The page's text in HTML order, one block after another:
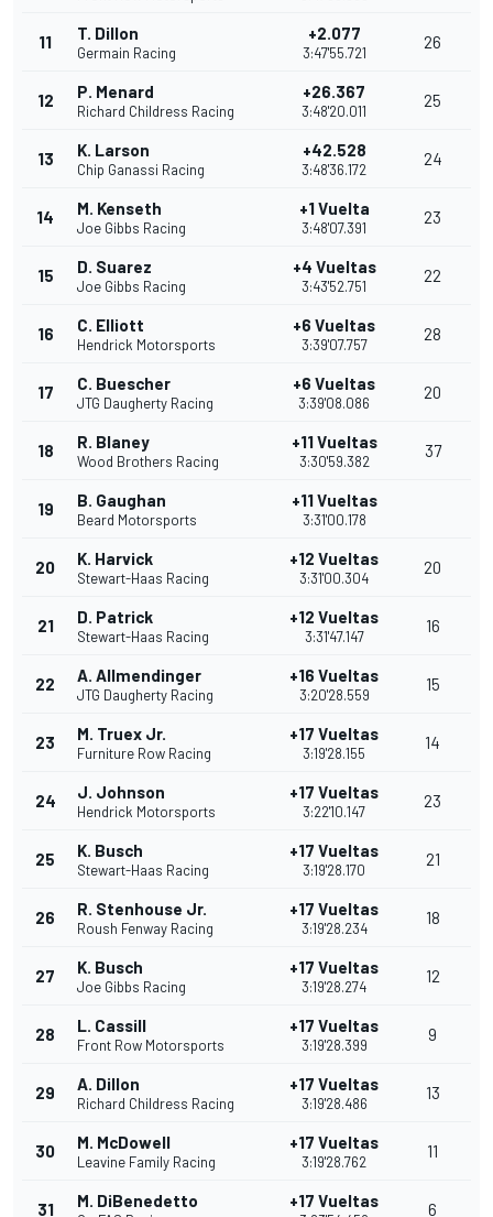
11 T. Dillon
Germain Racing
+2.077
3:47'55.721
26
12 P. Menard
Richard Childress Racing
+26.367
3:48'20.011
25
13 K. Larson
Chip Ganassi Racing
+42.528
3:48'36.172
24
14 M. Kenseth
Joe Gibbs Racing
+1 Vuelta
3:48'07.391
23
15 D. Suarez
Joe Gibbs Racing
+4 Vueltas
3:43'52.751
22
16 C. Elliott
Hendrick Motorsports
+6 Vueltas
3:39'07.757
28
17 C. Buescher
JTG Daugherty Racing
+6 Vueltas
3:39'08.086
20
18 R. Blaney
Wood Brothers Racing
+11 Vueltas
3:30'59.382
37
19 B. Gaughan
Beard Motorsports
+11 Vueltas
3:31'00.178
20 K. Harvick
Stewart-Haas Racing
+12 Vueltas
3:31'00.304
20
21 D. Patrick
Stewart-Haas Racing
+12 Vueltas
3:31'47.147
16
22 A. Allmendinger
JTG Daugherty Racing
+16 Vueltas
3:20'28.559
15
23 M. Truex Jr.
Furniture Row Racing
+17 Vueltas
3:19'28.155
14
24 J. Johnson
Hendrick Motorsports
+17 Vueltas
3:22'10.147
23
25 K. Busch
Stewart-Haas Racing
+17 Vueltas
3:19'28.170
21
26 R. Stenhouse Jr.
Roush Fenway Racing
+17 Vueltas
3:19'28.234
18
27 K. Busch
Joe Gibbs Racing
+17 Vueltas
3:19'28.274
12
28 L. Cassill
Front Row Motorsports
+17 Vueltas
3:19'28.399
9
29 A. Dillon
Richard Childress Racing
+17 Vueltas
3:19'28.486
13
30 M. McDowell
Leavine Family Racing
+17 Vueltas
3:19'28.762
11
31 M. DiBenedetto +17 Vueltas 6